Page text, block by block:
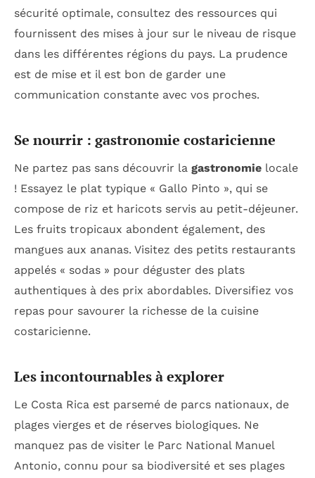
sécurité optimale, consultez des ressources qui
fournissent des mises à jour sur le niveau de risque
dans les différentes régions du pays. La prudence
est de mise et il est bon de garder une
communication constante avec vos proches.
Se nourrir : gastronomie costaricienne
Ne partez pas sans découvrir la gastronomie locale
! Essayez le plat typique « Gallo Pinto », qui se
compose de riz et haricots servis au petit-déjeuner.
Les fruits tropicaux abondent également, des
mangues aux ananas. Visitez des petits restaurants
appelés « sodas » pour déguster des plats
authentiques à des prix abordables. Diversifiez vos
repas pour savourer la richesse de la cuisine
costaricienne.
Les incontournables à explorer
Le Costa Rica est parsemé de parcs nationaux, de
plages vierges et de réserves biologiques. Ne
manquez pas de visiter le Parc National Manuel
Antonio, connu pour sa biodiversité et ses plages